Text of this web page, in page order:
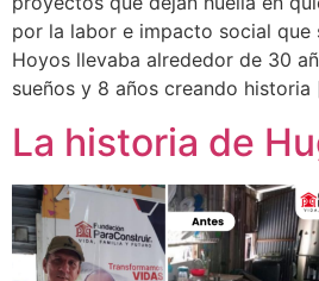
por la labor e impacto social que
Hoyos llevaba alrededor de 30
sueños y 8 años creando
La historia de